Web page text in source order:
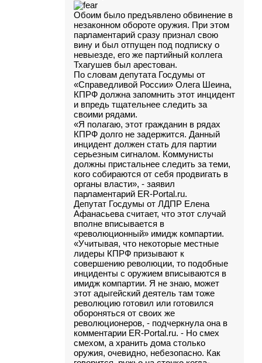
Обоим было предъявлено обвинение в
незаконном обороте оружия. При этом
парламентарий сразу признал свою
вину и был отпущен под подписку о
невыезде, его же партийный коллега
Тхагушев был арестован.
По словам депутата Госдумы от
«Справедливой России» Олега Шеина,
КПРФ должна запомнить этот инцидент
и впредь тщательнее следить за
своими рядами.
«Я полагаю, этот гражданин в рядах
КПРФ долго не задержится. Данный
инцидент должен стать для партии
серьезным сигналом. Коммунисты
должны пристальнее следить за теми,
кого собираются от себя продвигать в
органы власти», - заявил
парламентарий ER-Portal.ru.
Депутат Госдумы от ЛДПР Елена
Афанасьева считает, что этот случай
вполне вписывается в
«революционный» имидж компартии.
«Учитывая, что некоторые местные
лидеры КПРФ призывают к
совершению революции, то подобные
инциденты с оружием вписываются в
имидж компартии. Я не знаю, может
этот адыгейский деятель там тоже
революцию готовил или готовился
обороняться от своих же
революционеров, - подчеркнула она в
комментарии ER-Portal.ru. - Но смех
смехом, а хранить дома столько
оружия, очевидно, небезопасно. Как